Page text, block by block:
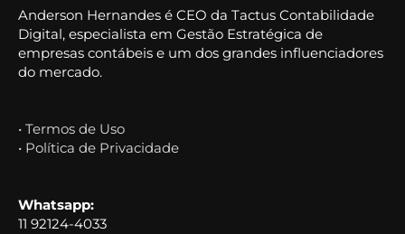
Anderson Hernandes é CEO da Tactus Contabilidade
Digital, especialista em Gestão Estratégica de
empresas contábeis e um dos grandes influenciadores
do mercado.
• Termos de Uso
• Política de Privacidade
Whatsapp:
11 92124-4033